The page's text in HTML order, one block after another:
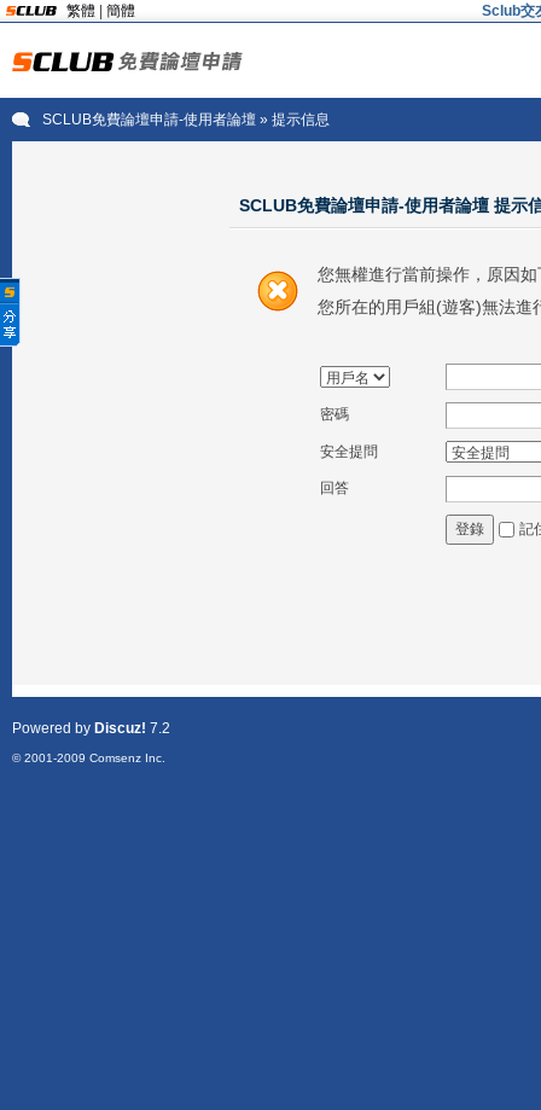
繁體 簡體 Sclub交
SCLUB免費論壇申請-使用者論壇» 提示信息
SCLUB免費論壇申請-使用者論壇 提示
您無權進行當前操作，原因如
您所在的用戶組(遊客)無法進
密碼
安全提問
回答
登錄 記
Powered by Discuz! 7.2
© 2001-2009 Comsenz Inc.